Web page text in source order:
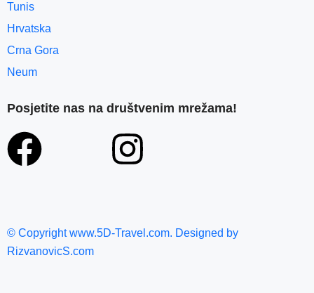
Tunis
Hrvatska
Crna Gora
Neum
Posjetite nas na društvenim mrežama!
© Copyright www.5D-Travel.com. Designed by
RizvanovicS.com